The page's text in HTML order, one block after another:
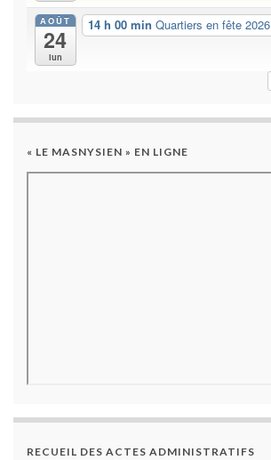
AOÛT
24
lun
14 h 00 min Quartiers en fête 2026
« LE MASNYSIEN » EN LIGNE
RECUEIL DES ACTES ADMINISTRATIFS